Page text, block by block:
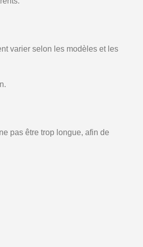
varier selon les modèles et les
pas être trop longue, afin de